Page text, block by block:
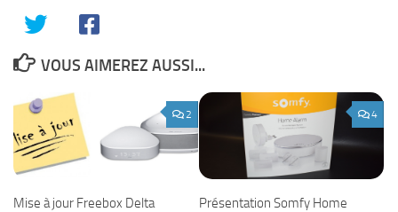
VOUS AIMEREZ AUSSI...
2
Mise à jour Freebox Delta
4
Présentation Somfy Home